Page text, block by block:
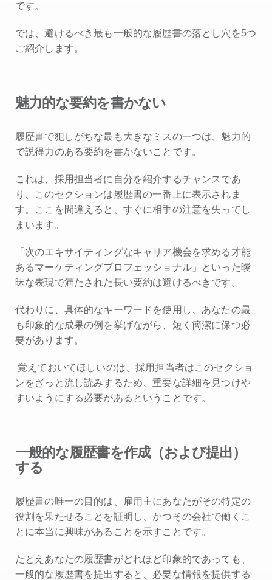
です。
では、避けるべき最も一般的な履歴書の落とし穴を5つ
ご紹介します。
魅力的な要約を書かない
履歴書で犯しがちな最も大きなミスの一つは、魅力的
で説得力のある要約を書かないことです。
これは、採用担当者に自分を紹介するチャンスであ
り、このセクションは履歴書の一番上に表示されま
す。ここを間違えると、すぐに相手の注意を失ってし
まいます。
「次のエキサイティングなキャリア機会を求める才能
あるマーケティングプロフェッショナル」といった曖
昧な表現で満たされた長い要約は避けるべきです。
代わりに、具体的なキーワードを使用し、あなたの最
も印象的な成果の例を挙げながら、短く簡潔に保つ必
要があります。
覚えておいてほしいのは、採用担当者はこのセクショ
ンをざっと流し読みするため、重要な詳細を見つけや
すいようにする必要があるということです。
一般的な履歴書を作成（および提出）
する
履歴書の唯一の目的は、雇用主にあなたがその特定の
役割を果たせることを証明し、かつその会社で働くこ
とに本当に興味があることを示すことです。
たとえあなたの履歴書がどれほど印象的であっても、
一般的な履歴書を提出すると、必要な情報を提供する